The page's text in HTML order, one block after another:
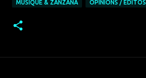
MUSIQUE & ZANZANA OPINIONS / ÉDITOS